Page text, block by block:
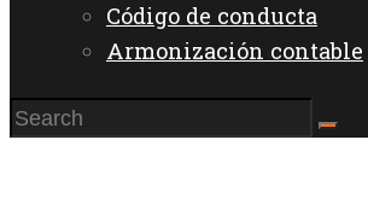
Código de conducta
Armonización contable